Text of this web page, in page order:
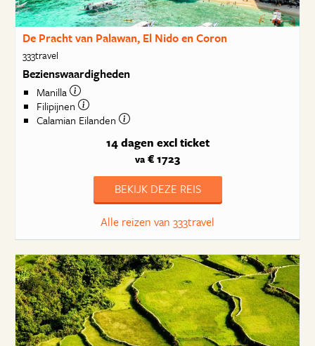
De Pracht van Palawan, El Nido en Coron
333travel
Bezienswaardigheden
Manilla
Filipijnen
Calamian Eilanden
14 dagen excl ticket
va € 1723
BEKIJK DEZE REIS
Alle reizen van 333travel